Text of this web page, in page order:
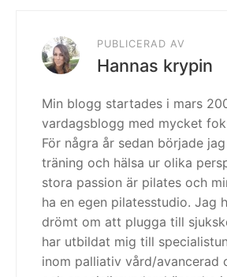
PUBLICERAD AV
Hannas krypin
Min blogg startades i mars
vardagsblogg med mycket
För några år sedan började
träning och hälsa ur olika
stora passion är pilates och
ha en egen pilatesstudio. Jag
drömt om att plugga till
har utbildat mig till
inom palliativ vård/avancerad